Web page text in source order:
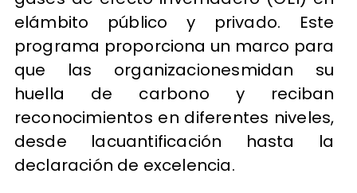
elámbito público y privado. Este
programa proporciona un marco para
que las organizacionesmidan su
huella de carbono y reciban
reconocimientos en diferentes niveles,
desde lacuantificación hasta la
declaración de excelencia.